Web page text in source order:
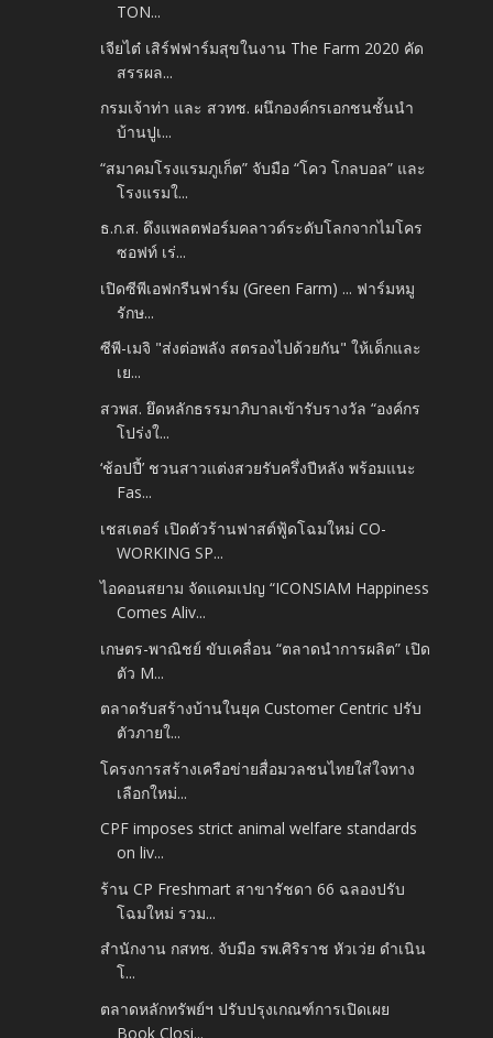
TON...
เจียไต๋ เสิร์ฟฟาร์มสุขในงาน The Farm 2020 คัด
สรรผล...
กรมเจ้าท่า และ สวทช. ผนึกองค์กรเอกชนชั้นนำ
บ้านปูเ...
“สมาคมโรงแรมภูเก็ต” จับมือ “โคว โกลบอล” และ
โรงแรมใ...
ธ.ก.ส. ดึงแพลตฟอร์มคลาวด์ระดับโลกจากไมโคร
ซอฟท์ เร่...
เปิดซีพีเอฟกรีนฟาร์ม (Green Farm) ... ฟาร์มหมู
รักษ...
ซีพี-เมจิ "ส่งต่อพลัง สตรองไปด้วยกัน" ให้เด็กและ
เย...
สวพส. ยึดหลักธรรมาภิบาลเข้ารับรางวัล “องค์กร
โปร่งใ...
‘ช้อปปี้’ ชวนสาวแต่งสวยรับครึ่งปีหลัง พร้อมแนะ
Fas...
เชสเตอร์ เปิดตัวร้านฟาสต์ฟู้ดโฉมใหม่ CO-
WORKING SP...
ไอคอนสยาม จัดแคมเปญ “ICONSIAM Happiness
Comes Aliv...
เกษตร-พาณิชย์ ขับเคลื่อน “ตลาดนำการผลิต” เปิด
ตัว M...
ตลาดรับสร้างบ้านในยุค Customer Centric ปรับ
ตัวภายใ...
โครงการสร้างเครือข่ายสื่อมวลชนไทยใส่ใจทาง
เลือกใหม่...
CPF imposes strict animal welfare standards
on liv...
ร้าน CP Freshmart สาขารัชดา 66 ฉลองปรับ
โฉมใหม่ รวม...
สํานักงาน กสทช. จับมือ รพ.ศิริราช หัวเว่ย ดําเนิน
โ...
ตลาดหลักทรัพย์ฯ ปรับปรุงเกณฑ์การเปิดเผย
Book Closi...